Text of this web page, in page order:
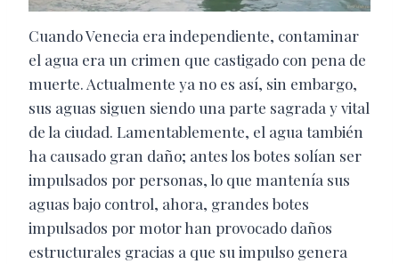
Cuando Venecia era independiente, contaminar
el agua era un crimen que castigado con pena de
muerte. Actualmente ya no es así, sin embargo,
sus aguas siguen siendo una parte sagrada y vital
de la ciudad. Lamentablemente, el agua también
ha causado gran daño; antes los botes solían ser
impulsados por personas, lo que mantenía sus
aguas bajo control, ahora, grandes botes
impulsados por motor han provocado daños
estructurales gracias a que su impulso genera